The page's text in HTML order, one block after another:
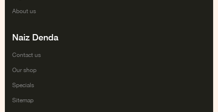
About us
Naiz Denda
Contact us
Our shop
Specials
Sitemap